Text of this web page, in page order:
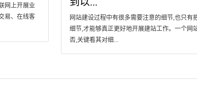
网上开展业
易、在线客
网站建设过程中有很多需要注意的细节,也只有
细节,才能够真正更好地开展建站工作。一个网
否,关键看其对细...